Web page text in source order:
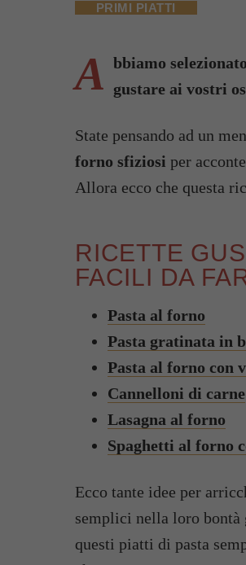
PRIMI PIATTI
A bbiamo
gustare ai vostri
State pensando ad un
forno sfiziosi per
Allora ecco che questa
RICETTE
FACILI DA
Pasta al forno
Pasta gratinata in
Pasta al forno con
Cannelloni di carne
Lasagna al forno
Spaghetti al forno
Ecco tante idee per
semplici nella loro bontà
questi piatti di pasta